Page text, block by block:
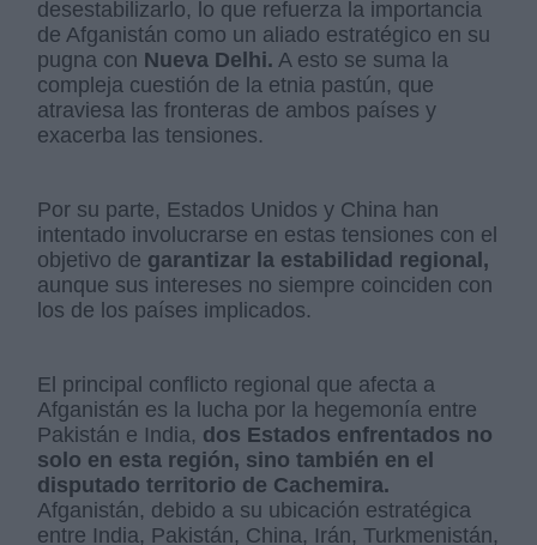
desestabilizarlo, lo que refuerza la importancia
de Afganistán como un aliado estratégico en su
pugna con Nueva Delhi. A esto se suma la
compleja cuestión de la etnia pastún, que
atraviesa las fronteras de ambos países y
exacerba las tensiones.
Por su parte, Estados Unidos y China han
intentado involucrarse en estas tensiones con el
objetivo de garantizar la estabilidad regional,
aunque sus intereses no siempre coinciden con
los de los países implicados.
El principal conflicto regional que afecta a
Afganistán es la lucha por la hegemonía entre
Pakistán e India, dos Estados enfrentados no
solo en esta región, sino también en el
disputado territorio de Cachemira.
Afganistán, debido a su ubicación estratégica
entre India, Pakistán, China, Irán, Turkmenistán,